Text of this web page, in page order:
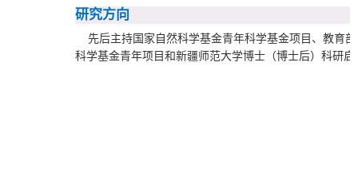
研究方向
先后主持国家自然科学基金青年科学基金项目、教育
科学基金青年项目和新疆师范大学博士（博士后）科研启